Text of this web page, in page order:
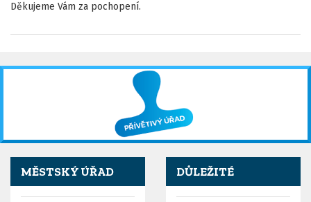
Děkujeme Vám za pochopení.
MĚSTSKÝ ÚŘAD DŮLEŽITÉ